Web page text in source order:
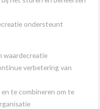
ondersteunt
waardecreatie
verbetering van
te combineren om te